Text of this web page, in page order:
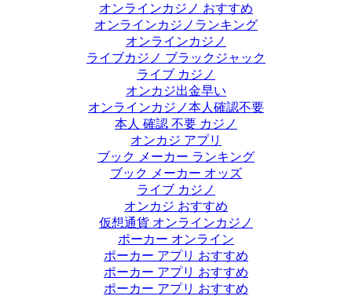
オンラインカジノ おすすめ
オンラインカジノランキング
オンラインカジノ
ライブカジノ ブラックジャック
ライブ カジノ
オンカジ出金早い
オンラインカジノ本人確認不要
本人 確認 不要 カジノ
オンカジ アプリ
ブック メーカー ランキング
ブック メーカー オッズ
ライブ カジノ
オンカジ おすすめ
仮想通貨 オンラインカジノ
ポーカー オンライン
ポーカー アプリ おすすめ
ポーカー アプリ おすすめ
ポーカー アプリ おすすめ